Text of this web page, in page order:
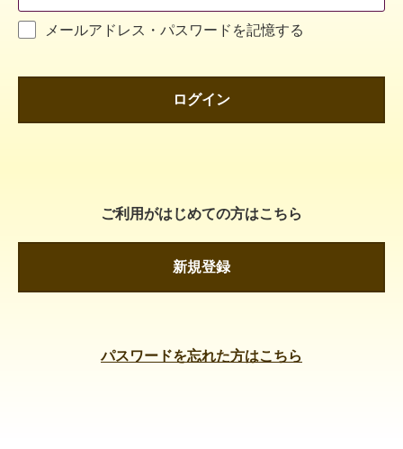
メールアドレス・パスワードを記憶する
ログイン
ご利用がはじめての方はこちら
新規登録
パスワードを忘れた方はこちら